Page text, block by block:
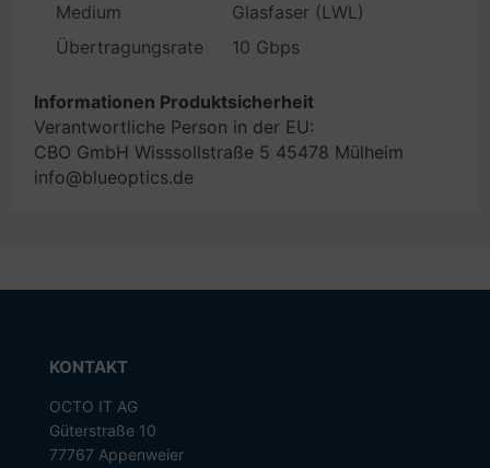
Medium
Glasfaser (LWL)
Übertragungsrate
10 Gbps
Informationen Produktsicherheit
Verantwortliche Person in der EU:
CBO GmbH Wisssollstraße 5 45478 Mülheim
info@blueoptics.de
KONTAKT
OCTO IT AG
Güterstraße 10
77767 Appenweier